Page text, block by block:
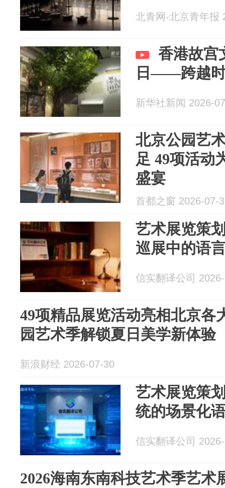
北青网-北京青年报
香港故宫
日——跨越时
新华社新闻 2026-
北京公园艺
足 49项活动
盛宴
首都之窗 2026-07-
艺术展览策
巡展中的语
信实翻译公司
49项精品展览活动亮相北京各
园艺术季解锁夏日美学新体验
新浪财经 2026-07-30
艺术展览策
统的场景化
信实翻译公司
2026海南东南科技艺术季艺术